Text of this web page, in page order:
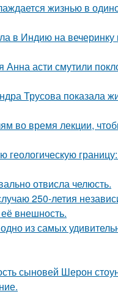
жизнью в
в Индию на вечеринку
асти смутили
Трусова показала
во время лекции,
отвисла челюсть.
250-летия
внешность.
из самых
сыновей Шерон